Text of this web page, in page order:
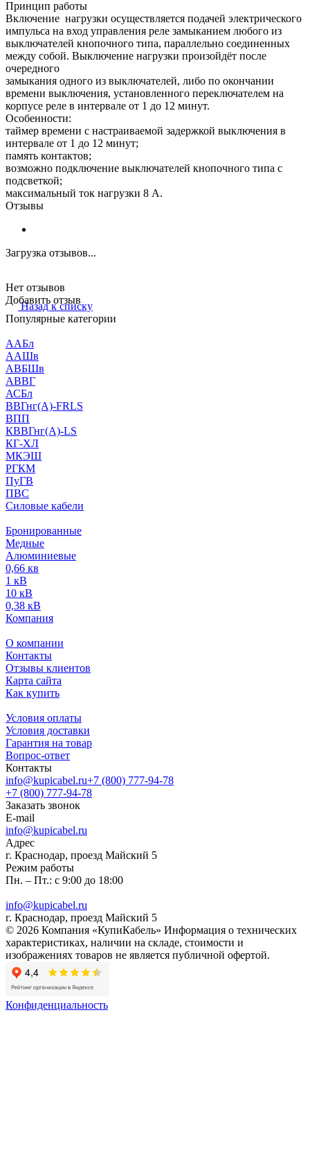
Принцип работы
Включение нагрузки осуществляется подачей электрического
импульса на вход управления реле замыканием любого из
выключателей кнопочного типа, параллельно соединенных
между собой. Выключение нагрузки произойдёт после
очередного
замыкания одного из выключателей, либо по окончании
времени выключения, установленного переключателем на
корпусе реле в интервале от 1 до 12 минут.
Особенности:
таймер времени с настраиваемой задержкой выключения в
интервале от 1 до 12 минут;
память контактов;
возможно подключение выключателей кнопочного типа с
подсветкой;
максимальный ток нагрузки 8 А.
Отзывы
Загрузка отзывов...
Нет отзывов
Добавить отзыв
Назад к списку
Популярные категории
ААБл
ААШв
АВБШв
АВВГ
АСБл
ВВГнг(А)-FRLS
ВПП
КВВГнг(А)-LS
КГ-ХЛ
МКЭШ
РГКМ
ПуГВ
ПВС
Силовые кабели
Бронированные
Медные
Алюминиевые
0,66 кв
1 кВ
10 кВ
0,38 кВ
Компания
О компании
Контакты
Отзывы клиентов
Карта сайта
Как купить
Условия оплаты
Условия доставки
Гарантия на товар
Вопрос-ответ
Контакты
info@kupicabel.ru+7 (800) 777-94-78
+7 (800) 777-94-78
Заказать звонок
E-mail
info@kupicabel.ru
Адрес
г. Краснодар, проезд Майский 5
Режим работы
Пн. – Пт.: с 9:00 до 18:00
info@kupicabel.ru
г. Краснодар, проезд Майский 5
© 2026 Компания «КупиКабель» Информация о технических
характеристиках, наличии на складе, стоимости и
изображениях товаров не является публичной офертой.
Конфиденциальность